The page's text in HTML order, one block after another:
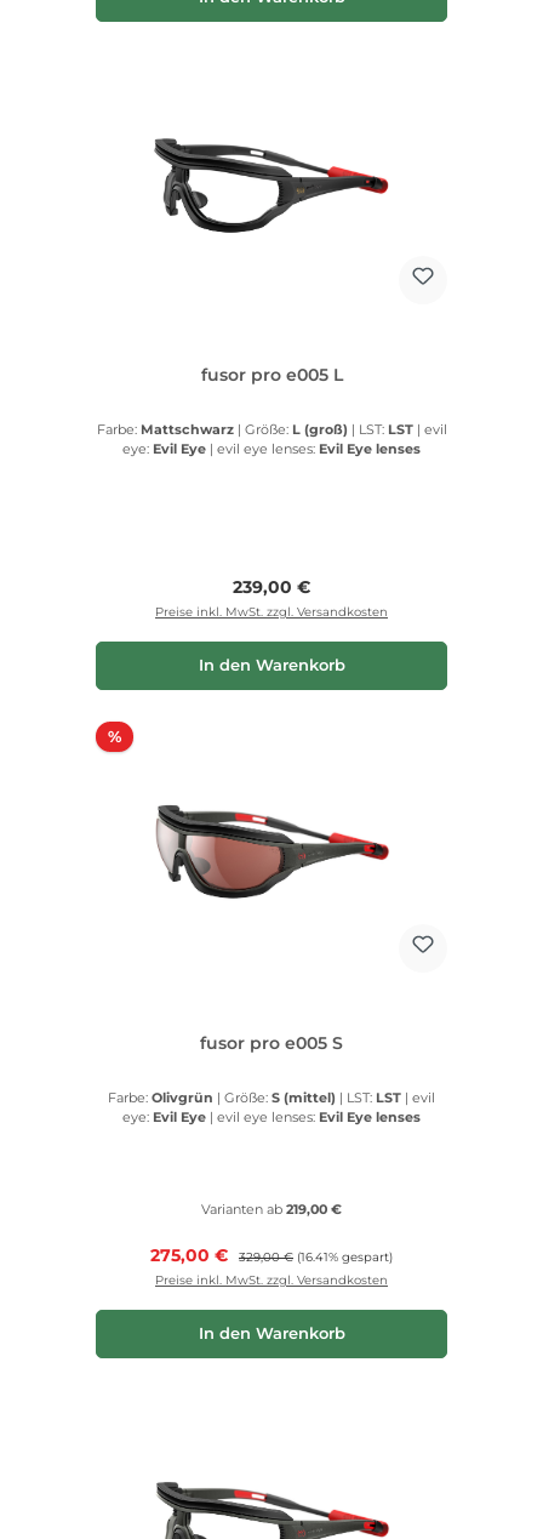
fusor pro e005 L
Farbe: Mattschwarz | Größe: L (groß) | LST: LST |
eye: Evil Eye | evil eye lenses: Evil Eye lenses
Regulärer Preis:
239,00 €
Preise inkl. MwSt. zzgl. Versandkosten
In den Warenkorb
%Rabatt
fusor pro e005 S
Farbe: Olivgrün | Größe: S (mittel) | LST: LST |
eye: Evil Eye | evil eye lenses: Evil Eye lenses
Varianten ab 219,00 €
Verkaufspreis:
275,00 € Regulärer Preis:
329,00 € (16.41% gespart)
Preise inkl. MwSt. zzgl. Versandkosten
In den Warenkorb